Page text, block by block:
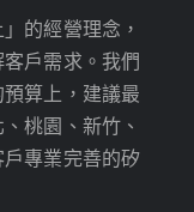
的經營理念，
戶需求。我們
算上，建議最
桃園、新竹、
專業完善的矽